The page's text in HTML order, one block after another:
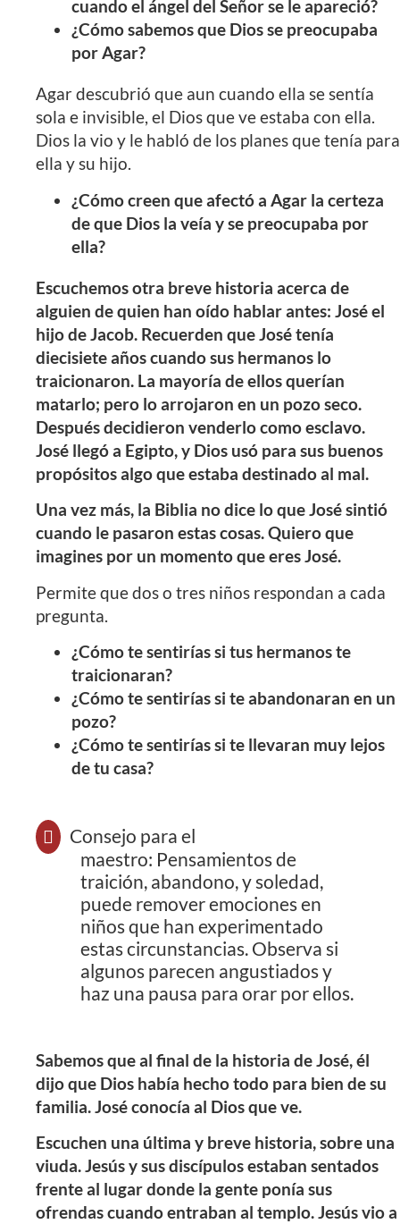
cuando el ángel del Señor se le apareció?
¿Cómo sabemos que Dios se preocupaba
por Agar?
Agar descubrió que aun cuando ella se sentía
sola e invisible, el Dios que ve estaba con ella.
Dios la vio y le habló de los planes que tenía para
ella y su hijo.
¿Cómo creen que afectó a Agar la certeza
de que Dios la veía y se preocupaba por
ella?
Escuchemos otra breve historia acerca de
alguien de quien han oído hablar antes: José el
hijo de Jacob. Recuerden que José tenía
diecisiete años cuando sus hermanos lo
traicionaron. La mayoría de ellos querían
matarlo; pero lo arrojaron en un pozo seco.
Después decidieron venderlo como esclavo.
José llegó a Egipto, y Dios usó para sus buenos
propósitos algo que estaba destinado al mal.
Una vez más, la Biblia no dice lo que José sintió
cuando le pasaron estas cosas. Quiero que
imagines por un momento que eres José.
Permite que dos o tres niños respondan a cada
pregunta.
¿Cómo te sentirías si tus hermanos te
traicionaran?
¿Cómo te sentirías si te abandonaran en un
pozo?
¿Cómo te sentirías si te llevaran muy lejos
de tu casa?
Consejo para el
maestro: Pensamientos de
traición, abandono, y soledad,
puede remover emociones en
niños que han experimentado
estas circunstancias. Observa si
algunos parecen angustiados y
haz una pausa para orar por ellos.
Sabemos que al final de la historia de José, él
dijo que Dios había hecho todo para bien de su
familia. José conocía al Dios que ve.
Escuchen una última y breve historia, sobre una
viuda. Jesús y sus discípulos estaban sentados
frente al lugar donde la gente ponía sus
ofrendas cuando entraban al templo. Jesús vio a